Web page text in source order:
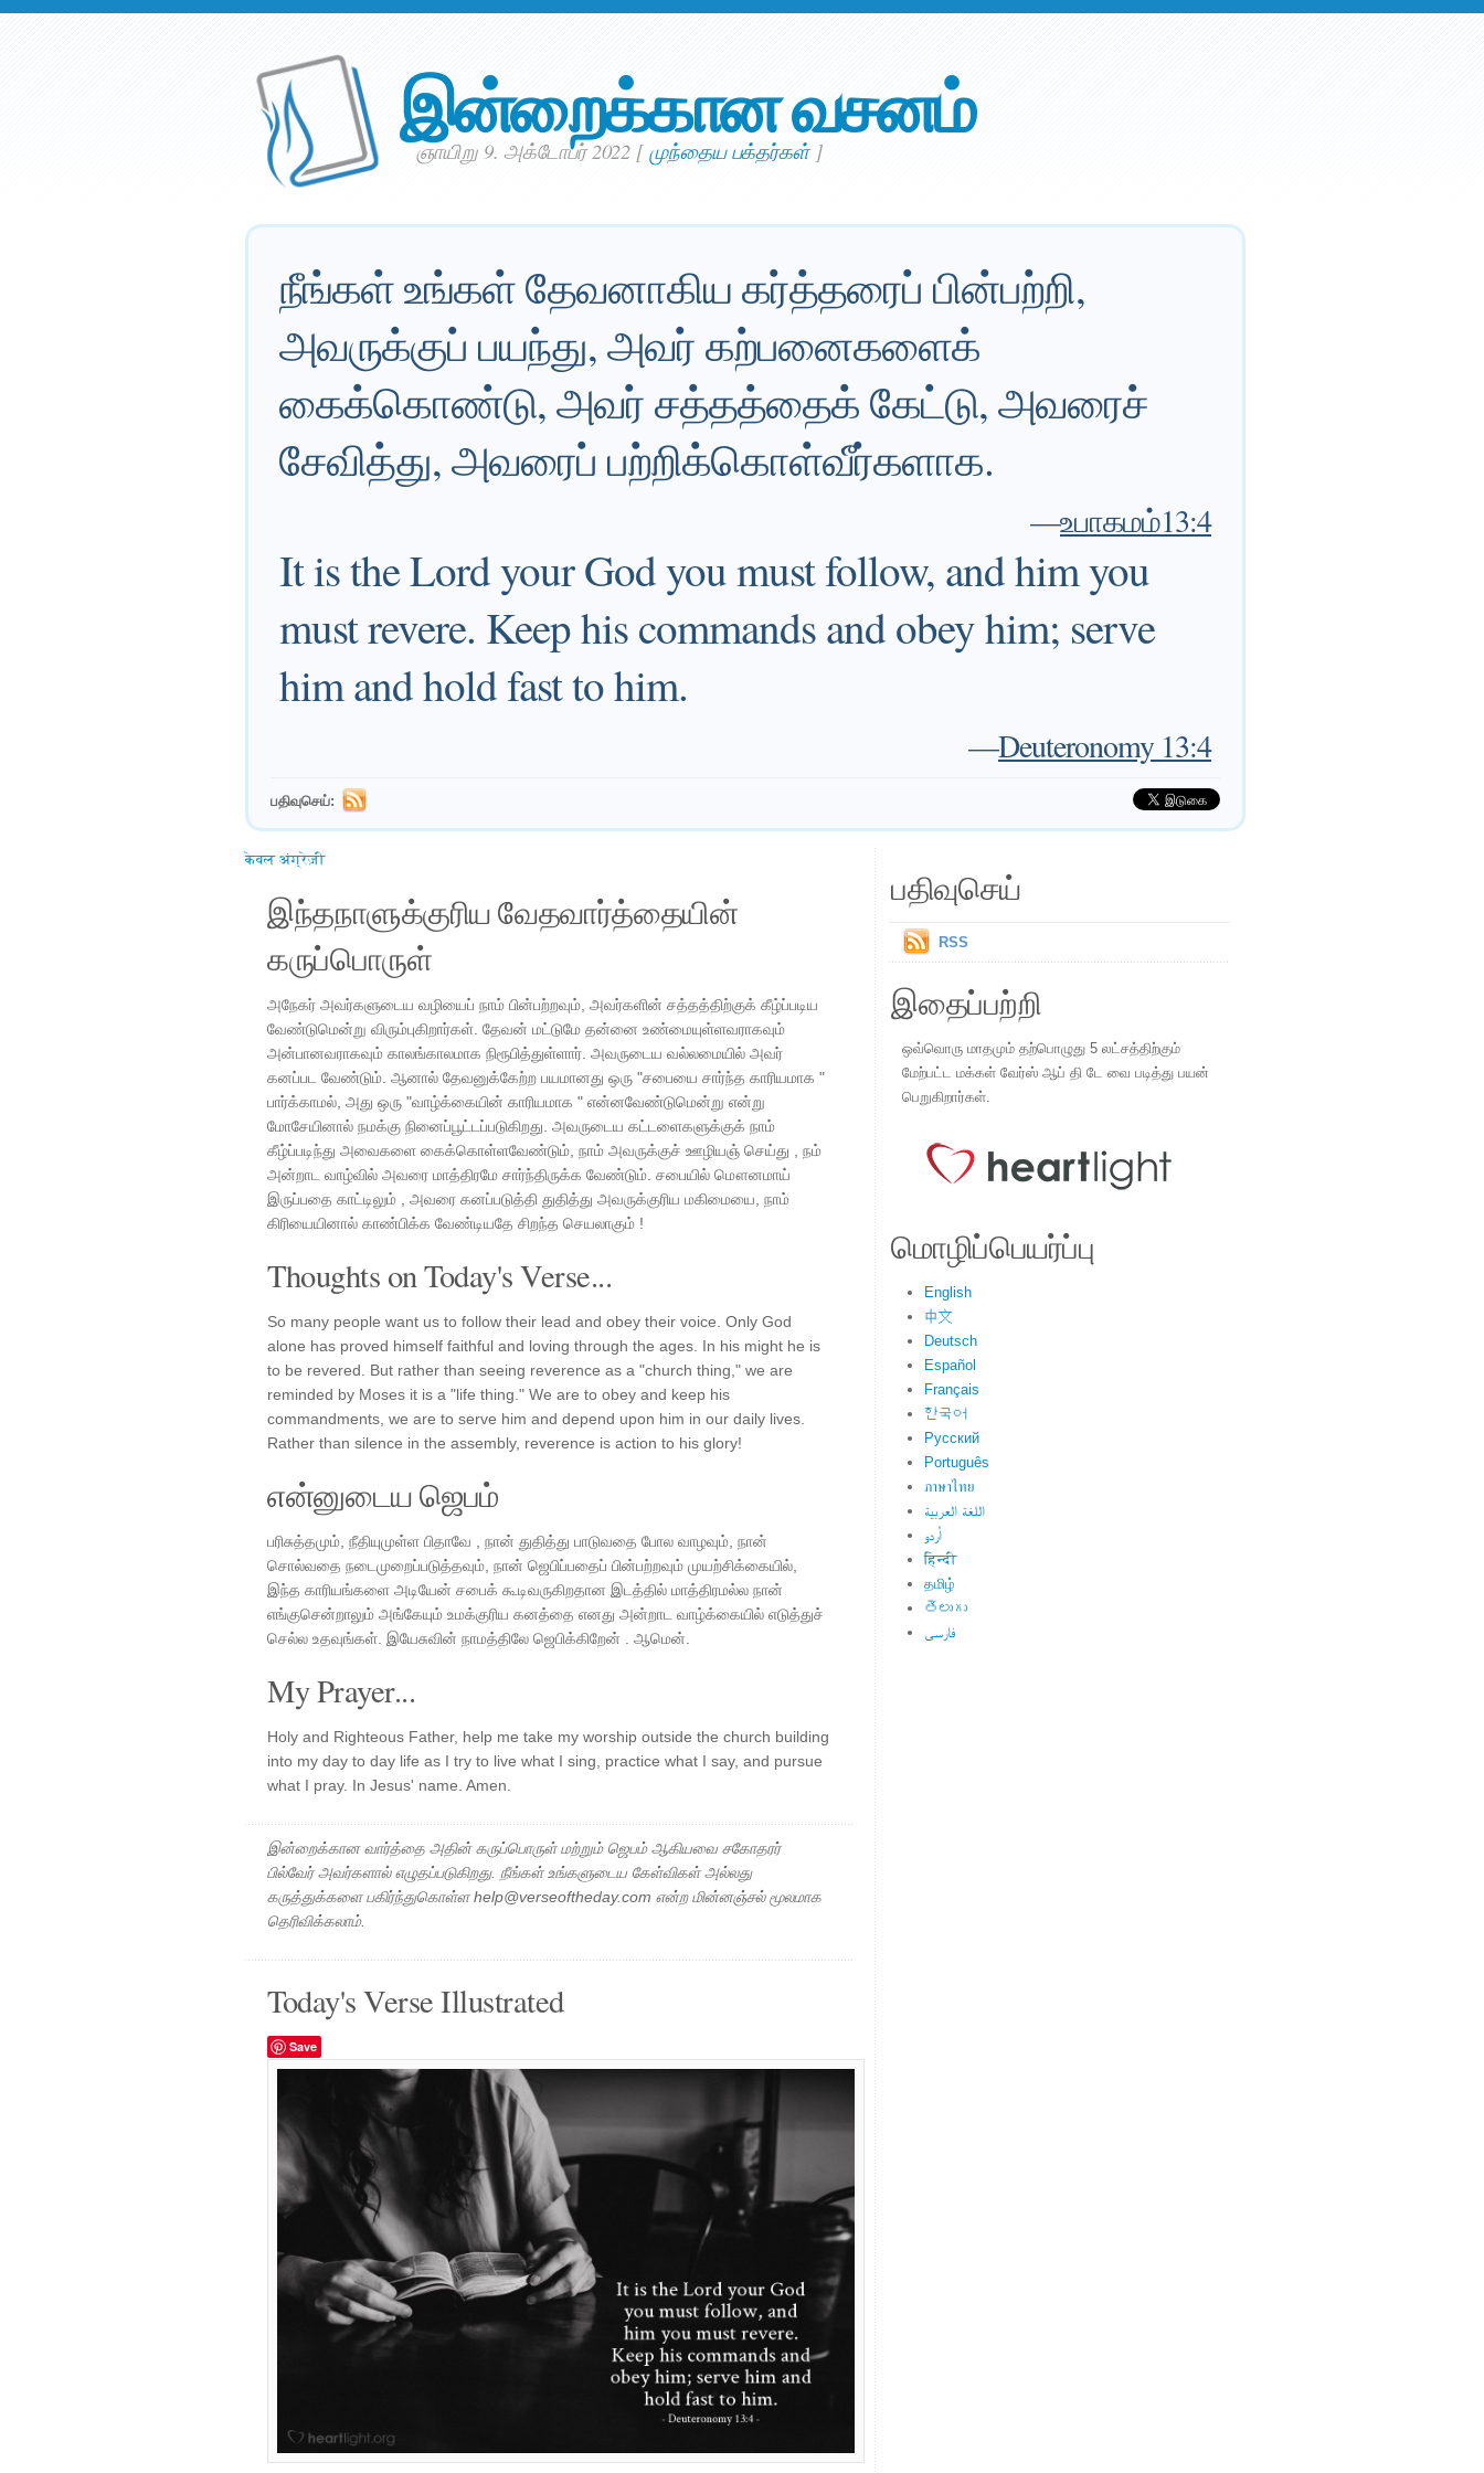
இன்றைக்கான வசனம்
ஞாயிறு 9. அக்டோபர் 2022 [முந்தைய பக்தர்கள்]
நீங்கள் உங்கள் தேவனாகிய கர்த்தரைப் பின்பற்றி,
அவருக்குப் பயந்து, அவர் கற்பனைகளைக்
கைக்கொண்டு, அவர் சத்தத்தைக் கேட்டு, அவரைச்
சேவித்து, அவரைப் பற்றிக்கொள்வீர்களாக.
—உபாகமம்13:4
It is the Lord your God you must follow, and him you
must revere. Keep his commands and obey him; serve
him and hold fast to him.
—Deuteronomy 13:4
பதிவுசெய்:
केवल अंग्रेज़ी
இந்தநாளுக்குரிய வேதவார்த்தையின்
கருப்பொருள்
அநேகர் அவர்களுடைய வழியைப் நாம் பின்பற்றவும், அவர்களின் சத்தத்திற்குக் கீழ்ப்படிய
வேண்டுமென்று விரும்புகிறார்கள். தேவன் மட்டுமே தன்னை உண்மையுள்ளவராகவும்
அன்பானவராகவும் காலங்காலமாக நிரூபித்துள்ளார். அவருடைய வல்லமையில் அவர்
கனப்பட வேண்டும். ஆனால் தேவனுக்கேற்ற பயமானது ஒரு "சபையை சார்ந்த காரியமாக "
பார்க்காமல், அது ஒரு "வாழ்க்கையின் காரியமாக " என்னவேண்டுமென்று என்று
மோசேயினால் நமக்கு நினைப்பூட்டப்படுகிறது. அவருடைய கட்டளைகளுக்குக் நாம்
கீழ்ப்படிந்து அவைகளை கைக்கொள்ளவேண்டும், நாம் அவருக்குச் ஊழியஞ் செய்து , நம்
அன்றாட வாழ்வில் அவரை மாத்திரமே சார்ந்திருக்க வேண்டும். சபையில் மௌனமாய்
இருப்பதை காட்டிலும் , அவரை கனப்படுத்தி துதித்து அவருக்குரிய மகிமையை, நாம்
கிரியையினால் காண்பிக்க வேண்டியதே சிறந்த செயலாகும் !
Thoughts on Today's Verse...
So many people want us to follow their lead and obey their voice. Only God
alone has proved himself faithful and loving through the ages. In his might he is
to be revered. But rather than seeing reverence as a "church thing," we are
reminded by Moses it is a "life thing." We are to obey and keep his
commandments, we are to serve him and depend upon him in our daily lives.
Rather than silence in the assembly, reverence is action to his glory!
என்னுடைய ஜெபம்
பரிசுத்தமும், நீதியுமுள்ள பிதாவே , நான் துதித்து பாடுவதை போல வாழவும், நான்
சொல்வதை நடைமுறைப்படுத்தவும், நான் ஜெபிப்பதைப் பின்பற்றவும் முயற்சிக்கையில்,
இந்த காரியங்களை அடியேன் சபைக் கூடிவருகிறதான இடத்தில் மாத்திரமல்ல நான்
எங்குசென்றாலும் அங்கேயும் உமக்குரிய கனத்தை எனது அன்றாட வாழ்க்கையில் எடுத்துச்
செல்ல உதவுங்கள். இயேசுவின் நாமத்திலே ஜெபிக்கிறேன் . ஆமென்.
My Prayer...
Holy and Righteous Father, help me take my worship outside the church building
into my day to day life as I try to live what I sing, practice what I say, and pursue
what I pray. In Jesus' name. Amen.
இன்றைக்கான வார்த்தை அதின் கருப்பொருள் மற்றும் ஜெபம் ஆகியவை சகோதரர்
பில்வேர் அவர்களால் எழுதப்படுகிறது. நீங்கள் உங்களுடைய கேள்விகள் அல்லது
கருத்துக்களை பகிர்ந்துகொள்ள help@verseoftheday.com என்ற மின்னஞ்சல் மூலமாக
தெரிவிக்கலாம்.
Today's Verse Illustrated
Save
பதிவுசெய்
RSS
இதைப்பற்றி
ஒவ்வொரு மாதமும் தற்பொழுது 5 லட்சத்திற்கும்
மேற்பட்ட மக்கள் வேர்ஸ் ஆப் தி டே வை படித்து பயன்
பெறுகிறார்கள்.
மொழிப்பெயர்ப்பு
English
中文
Deutsch
Español
Français
한국어
Русский
Português
ภาษาไทย
اللغة العربية
اُردو
हिन्दी
தமிழ்
తెలుగు
فارسی